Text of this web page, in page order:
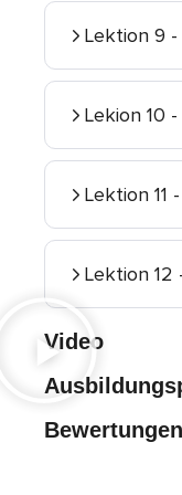
Lektion 9
Lekion 10
Lektion 11
Lektion 12
Video
Bewertungen